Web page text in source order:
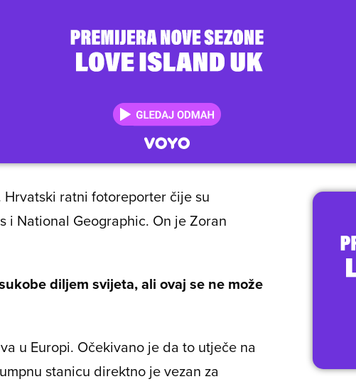
Hrvatski ratni fotoreporter čije su
i National Geographic. On je Zoran
diljem svijeta, ali ovaj se ne može
u Europi. Očekivano je da to utječe na
stanicu direktno je vezan za